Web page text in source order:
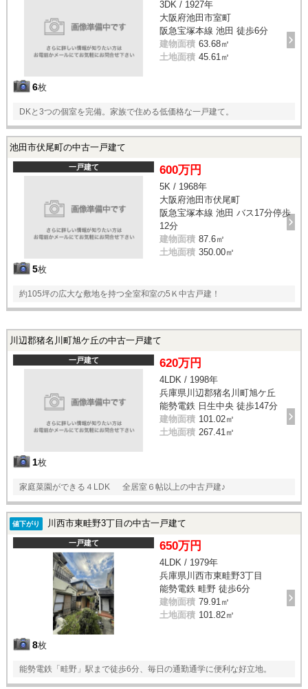
6枚
3DK / 1927年
大阪府池田市室町
阪急宝塚本線 池田 徒歩6分
建物面積 63.68㎡
土地面積 45.61㎡
DKと3つの個室を完備。家族で住める低価格な一戸建て。
池田市伏尾町の中古一戸建て
一戸建て
5枚
600万円
5K / 1968年
大阪府池田市伏尾町
阪急宝塚本線 池田 バス17分停歩
12分
建物面積 87.6㎡
土地面積 350.00㎡
約105坪の広大な敷地を持つ全室和室の5Ｋ中古戸建！
川辺郡猪名川町旭ケ丘の中古一戸建て
一戸建て
1枚
620万円
4LDK / 1998年
兵庫県川辺郡猪名川町旭ケ丘
能勢電鉄 日生中央 徒歩147分
建物面積 101.02㎡
土地面積 267.41㎡
家庭菜園ができる４LDK 全居室６帖以上の中古戸建♪
値下がり 川西市東畦野3丁目の中古一戸建て
一戸建て
8枚
650万円
4LDK / 1979年
兵庫県川西市東畦野3丁目
能勢電鉄 畦野 徒歩6分
建物面積 79.91㎡
土地面積 101.82㎡
能勢電鉄「畦野」駅まで徒歩6分、毎日の通勤通学に便利な好立地。